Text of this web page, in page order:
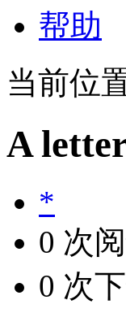
帮助
当前位
A
*
0 次
0 次